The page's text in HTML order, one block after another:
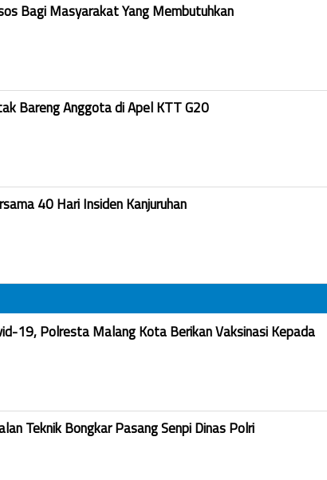
Bagi Masyarakat Yang Membutuhkan
Bareng Anggota di Apel KTT G20
40 Hari Insiden Kanjuruhan
19, Polresta Malang Kota Berikan Vaksinasi Kepada
Teknik Bongkar Pasang Senpi Dinas Polri